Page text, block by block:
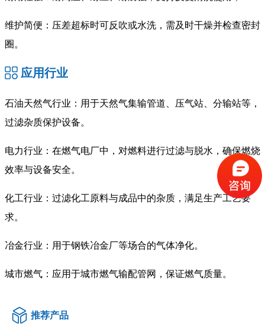
‌维护简便‌：压差超标时可反吹或水洗，需及时干燥并检查密封
圈‌。
应用行业
石油天然气行业‌：用于天然气集输管道、压气站、分输站等，
过滤杂质保护设备‌。
‌电力行业‌：在燃气电厂中，对燃料进行过滤与脱水，确保燃烧
效率与设备安全‌。
‌化工行业‌：过滤化工原料与成品中的杂质，满足生产工艺要
求‌。
‌冶金行业‌：用于钢铁冶金厂等场合的气体净化‌。
‌城市燃气‌：应用于城市燃气输配管网，保证燃气质量‌。
推荐产品